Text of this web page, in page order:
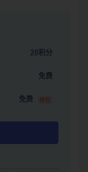
28积分
免费
免费 推荐